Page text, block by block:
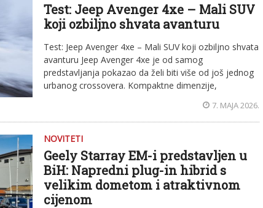
Test: Jeep Avenger 4xe – Mali SUV
koji ozbiljno shvata avanturu
Test: Jeep Avenger 4xe – Mali SUV koji ozbiljno shvata
avanturu Jeep Avenger 4xe je od samog
predstavljanja pokazao da želi biti više od još jednog
urbanog crossovera. Kompaktne dimenzije,
7. MAJA 2026.
NOVITETI
Geely Starray EM-i predstavljen u
BiH: Napredni plug-in hibrid s
velikim dometom i atraktivnom
cijenom